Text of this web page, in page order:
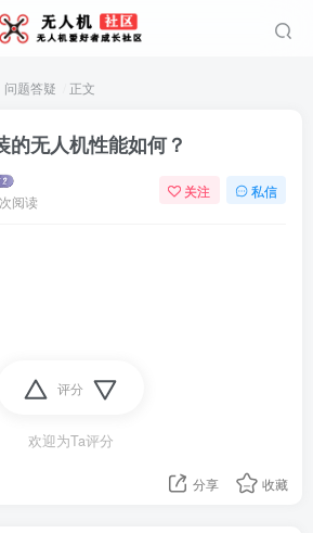
问题答疑 正文
的无人机性能如何？
阅读
关注 私信
评分
欢迎为Ta评分
分享 收藏